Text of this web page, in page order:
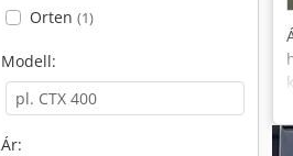
Orten (1)
Modell:
Ár: